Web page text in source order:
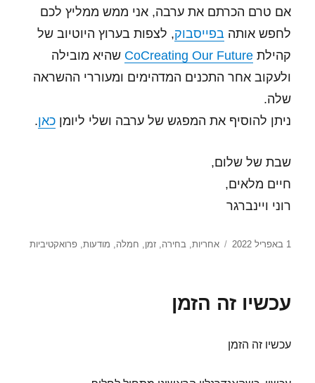
אם טרם הכרתם את ערבה, אני ממש ממליץ לכם
לחפש אותהבפייסבוק, לצפות בערוץ היוטיוב של
קהילתCoCreating Our Future שהיא מובילה
ולעקוב אחר התכנים המדהימים ומעוררי ההשראה
שלה.
ניתן להוסיף את המפגש של ערבה ושלי ליומןכאן.
שבת של שלום,
חיים מלאים,
רוני ויינברגר
פורסם1 באפריל 2022 תגיות
אחריות,בחירה,זמן, חמלה, מודעות,פרואקטיביות
עכשיו זה הזמן
עכשיו זה הזמן